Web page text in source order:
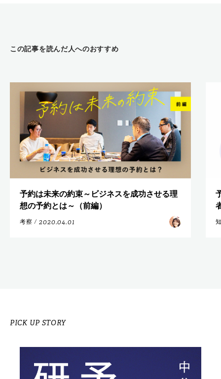
この記事を読んだ人へのおすすめ
予約は未来の約束～ビジネスを成功させる理
想の予約とは～（前編）
考察 / 2020.04.01
PICK UP STORY